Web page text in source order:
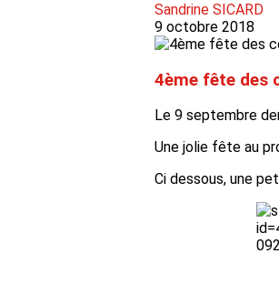
Sandrine SICARD
9 octobre 2018
4ème fête des
Le 9 septembre
Une jolie fête au
Ci dessous, une